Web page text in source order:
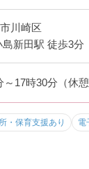
川崎区
新田駅 徒歩3分
17時30分（休憩
・保育支援あり 電